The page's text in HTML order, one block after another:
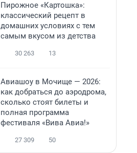
Пирожное «Картошка»:
классический рецепт в
домашних условиях с тем
самым вкусом из детства
30 263 13
Авиашоу в Мочище — 2026:
как добраться до аэродрома,
сколько стоят билеты и
полная программа
фестиваля «Вива Авиа!»
27 309 50